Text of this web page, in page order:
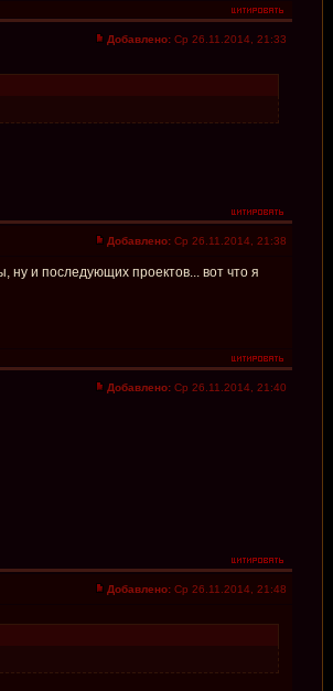
Добавлено: Ср 26.11.2014, 21:33
Добавлено: Ср 26.11.2014, 21:38
ну и последующих проектов... вот что я
Добавлено: Ср 26.11.2014, 21:40
Добавлено: Ср 26.11.2014, 21:48